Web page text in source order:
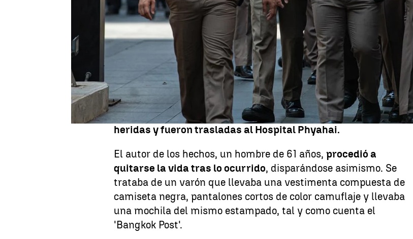
seis personas en un tiroteo en Bangkok
. Este episodio
ha ocurrido este lunes 28 de julio, en un mercado de la capital
tailandesa, concretamente en el mercadoOr Tor Kor,distrito de
Chatuchack, en la capital tailandesa. Las víctimas se tratan de
cuatro guardias de seguridad, una vendedora del mercado y el
propio autorque acabó quitándose la vida, según han
confirmado medios locales. Asimismo,dos mujeres resultaron
heridas y fueron trasladas al Hospital Phyahai.
El autor de los hechos, un hombre de 61 años,procedió a
quitarse la vida tras lo ocurrido, disparándose asimismo. Se
trataba de un varón que llevaba una vestimenta compuesta de
camiseta negra, pantalones cortos de color camuflaje y llevaba
una mochila del mismo estampado, tal y como cuenta el
'Bangkok Post'.